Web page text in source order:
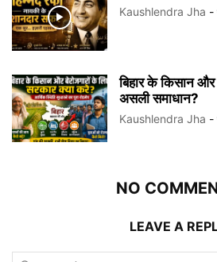
Kaushlendra Jha -
बिहार के किसान
असली समाधान?
Kaushlendra Jha -
NO
LEAVE A